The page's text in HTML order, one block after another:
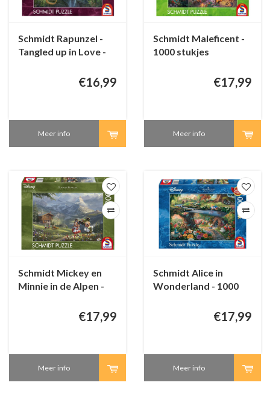
Schmidt Rapunzel -
Tangled up in Love -
€16,99
Meer info
Schmidt Maleficent -
1000 stukjes
€17,99
Meer info
Schmidt Mickey en
Minnie in de Alpen -
€17,99
Meer info
Schmidt Alice in
Wonderland - 1000
€17,99
Meer info